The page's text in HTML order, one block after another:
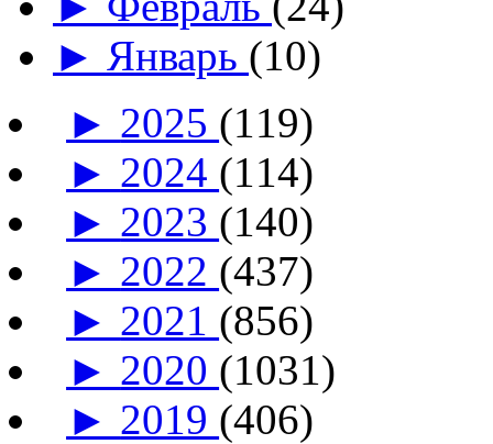
► Январь (10)
► 2025 (119)
► 2024 (114)
► 2023 (140)
► 2022 (437)
► 2021 (856)
► 2020 (1031)
► 2019 (406)